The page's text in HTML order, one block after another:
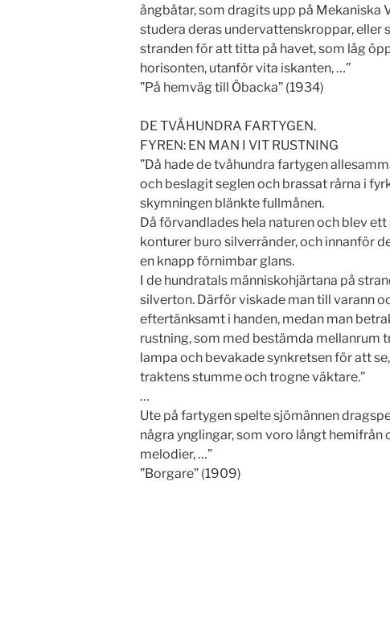
ångbåtar, som dragits upp på Mekaniska
studera deras undervattenskroppar, eller
stranden för att titta på havet, som låg
horisonten, utanför vita iskanten, …”
”På hemväg till Öbacka” (1934)
DE TVÅHUNDRA FARTYGEN.
FYREN: EN MAN I VIT RUSTNING
”Då hade de tvåhundra fartygen
och beslagit seglen och brassat rårna i
skymningen blänkte fullmånen.
Då förvandlades hela naturen och blev ett
konturer buro silverränder, och innanför
en knapp förnimbar glans.
I de hundratals människohjärtana på
silverton. Därför viskade man till varann
eftertänksamt i handen, medan man
rustning, som med bestämda mellanrum
lampa och bevakade synkretsen för att
traktens stumme och trogne väktare.”
…
Ute på fartygen spelte sjömännen
några ynglingar, som voro långt hemifrån
melodier, …”
”Borgare” (1909)